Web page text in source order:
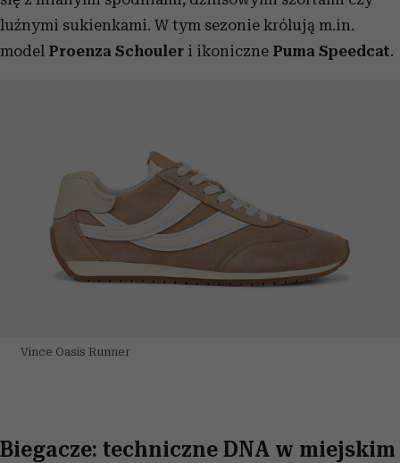
luźnymi sukienkami. W tym sezonie królują m.in.
model Proenza Schouler i ikoniczne Puma Speedcat.
Vince Oasis Runner
Biegacze: techniczne DNA w miejskim